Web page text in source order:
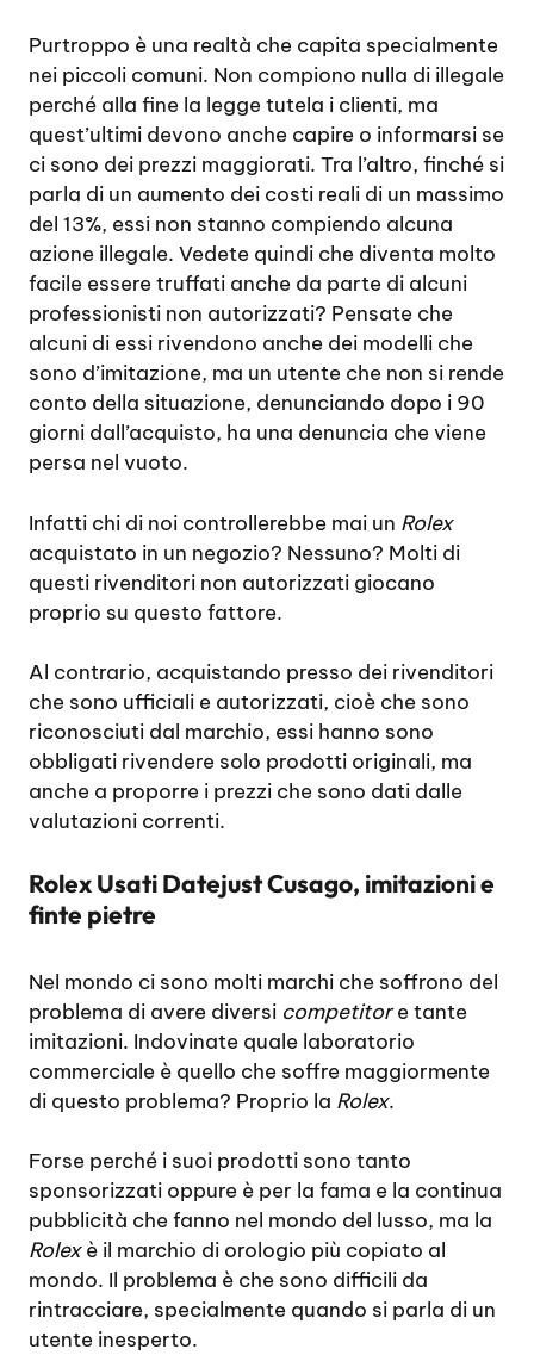
Purtroppo è una realtà che capita specialmente
nei piccoli comuni. Non compiono nulla di illegale
perché alla fine la legge tutela i clienti, ma
quest’ultimi devono anche capire o informarsi se
ci sono dei prezzi maggiorati. Tra l’altro, finché si
parla di un aumento dei costi reali di un massimo
del 13%, essi non stanno compiendo alcuna
azione illegale. Vedete quindi che diventa molto
facile essere truffati anche da parte di alcuni
professionisti non autorizzati? Pensate che
alcuni di essi rivendono anche dei modelli che
sono d’imitazione, ma un utente che non si rende
conto della situazione, denunciando dopo i 90
giorni dall’acquisto, ha una denuncia che viene
persa nel vuoto.
Infatti chi di noi controllerebbe mai un Rolex
acquistato in un negozio? Nessuno? Molti di
questi rivenditori non autorizzati giocano
proprio su questo fattore.
Al contrario, acquistando presso dei rivenditori
che sono ufficiali e autorizzati, cioè che sono
riconosciuti dal marchio, essi hanno sono
obbligati rivendere solo prodotti originali, ma
anche a proporre i prezzi che sono dati dalle
valutazioni correnti.
Rolex Usati Datejust Cusago, imitazioni e
finte pietre
Nel mondo ci sono molti marchi che soffrono del
problema di avere diversi competitore tante
imitazioni. Indovinate quale laboratorio
commerciale è quello che soffre maggiormente
di questo problema? Proprio la Rolex.
Forse perché i suoi prodotti sono tanto
sponsorizzati oppure è per la fama e la continua
pubblicità che fanno nel mondo del lusso, ma la
Rolexè il marchio di orologio più copiato al
mondo. Il problema è che sono difficili da
rintracciare, specialmente quando si parla di un
utente inesperto.